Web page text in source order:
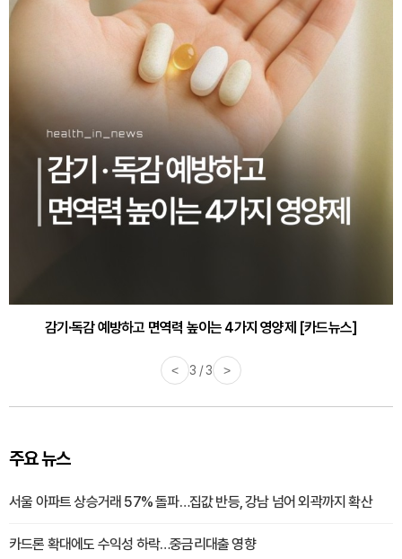
감기·독감 예방하고 면역력 높이는 4가지 영양제 [카드뉴스]
< 3 / 3 >
주요 뉴스
서울 아파트 상승거래 57% 돌파…집값 반등, 강남 넘어 외곽까지 확산
카드론 확대에도 수익성 하락…중금리대출 영향